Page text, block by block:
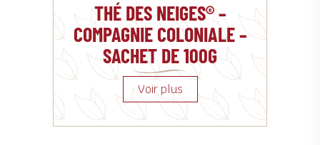
THÉ DES NEIGES® –
COMPAGNIE COLONIALE –
SACHET DE 100G